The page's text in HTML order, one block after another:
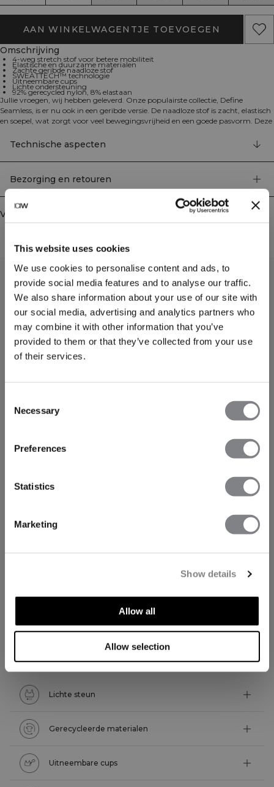
This website uses cookies
We use cookies to personalise content and ads, to
provide social media features and to analyse our traffic.
We also share information about your use of our site with
our social media, advertising and analytics partners who
may combine it with other information that you’ve
provided to them or that they’ve collected from your use
of their services.
Selection
Necessary
Preferences
Statistics
Marketing
Show details
Allow all
Allow selection
AAN WINKELWAGENTJE TOEVOEGEN
Omschrijving
4-weg stretch stof voor betere mobiliteit
Elastische en duurzame materialen
Zachte geribde naadloze stof
SWEATTECH™ technologie
Uitneembare cups
Lichte ondersteuning
92% gerecycled nylon, 8% elastaan
Jullie vroegen, wij hebben geleverd. Onze populairste collectie, Define
Seamless, is er nu ook in een geribde versie. De naadloze stof is zacht, elastisch
en soepel, wat zorgt voor veel bewegingsvrijheid en een goede pasvorm. Deze
trendy kleuren, is perfect voor verschillende soorten work-outs. De 4-way
stretch stof maakt gebruik van de nieuwste naadloze technologie voor meer
mobiliteit tijdens je training, terwijl de SWEATTECH™ technologie je prestaties
lichte ondersteuning voor je trainingssessies. Het elastische en duurzame
materiaal behoudt zijn vorm, ook na veelvuldig gebruik. 92% gerecycled
nylon, 8% elastaan.
Technische aspecten
Bezorging en retouren
Vergelijkbare producten
TECHNISCHE ASPECTEN
Technische functies
Lichte steun
Gerecycleerde materialen
Uitneembare cups